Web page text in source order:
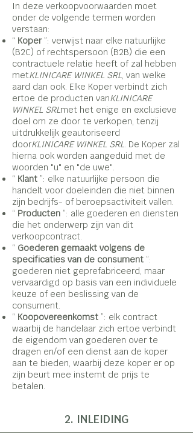
In deze verkoopvoorwaarden moet
onder de volgende termen worden
verstaan:
“ Koper”: verwijst naar elke natuurlijke
(B2C) of rechtspersoon (B2B) die een
contractuele relatie heeft of zal hebben
metKLINICARE WINKEL SRL, van welke
aard dan ook. Elke Koper verbindt zich
ertoe de producten vanKLINICARE
WINKEL SRLmet het enige en exclusieve
doel om ze door te verkopen, tenzij
uitdrukkelijk geautoriseerd
doorKLINICARE WINKEL SRL. De Koper zal
hierna ook worden aangeduid met de
woorden "u" en "de uwe".
“ Klant ”: elke natuurlijke persoon die
handelt voor doeleinden die niet binnen
zijn bedrijfs- of beroepsactiviteit vallen.
“ Producten ”: alle goederen en diensten
die het onderwerp zijn van dit
verkoopcontract.
“ Goederen gemaakt volgens de
specificaties van de consument ”:
goederen niet geprefabriceerd, maar
vervaardigd op basis van een individuele
keuze of een beslissing van de
consument.
“ Koopovereenkomst ”: elk contract
waarbij de handelaar zich ertoe verbindt
de eigendom van goederen over te
dragen en/of een dienst aan de koper
aan te bieden, waarbij deze koper er op
zijn beurt mee instemt de prijs te
betalen.
2. INLEIDING